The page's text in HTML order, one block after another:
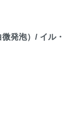
発泡）/ イル・